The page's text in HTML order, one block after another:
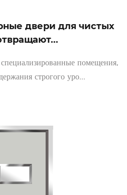
двери для чистых
помещения,
строгого уро...